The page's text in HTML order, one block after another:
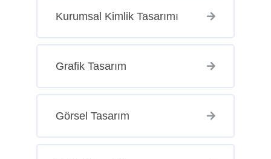
Kurumsal Kimlik Tasarımı
Grafik Tasarım
Görsel Tasarım